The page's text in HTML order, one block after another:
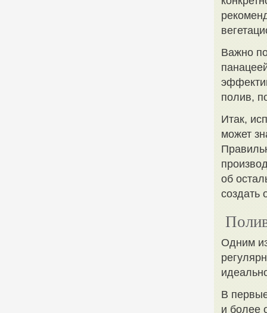
Важно
полив,
Итак,
может
об
создать
Одним
В
и более